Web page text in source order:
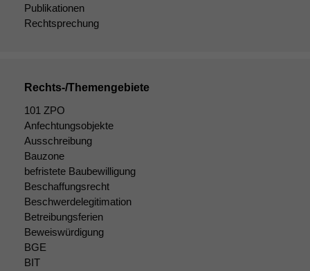
Publikationen
Rechtsprechung
Rechts-/Themengebiete
101 ZPO
Anfechtungsobjekte
Ausschreibung
Bauzone
befristete Baubewilligung
Beschaffungsrecht
Beschwerdelegitimation
Betreibungsferien
Beweiswürdigung
BGE
BIT